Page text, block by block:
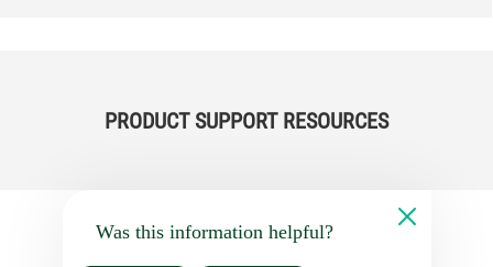
PRODUCT SUPPORT RESOURCES
Was this information helpful?